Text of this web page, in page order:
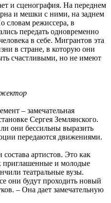
и сценография. На переднем
и мешки с ними, на заднем
словам режиссера, в
передать одновременно
в себе. Мигрантов эта
в стране, в которую они
счастливыми, но не имеют
– замечательная
Сергея Землянского.
они бессильны выразить
передаются движениями.
артистов. Это как
приглашенные и молодые
театральные вузы.
они будут проходить новый
– Она дает замечательную